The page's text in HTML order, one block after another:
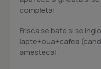
completa!
Frisca se bate si se
lapte+oua+cafea
amesteca!